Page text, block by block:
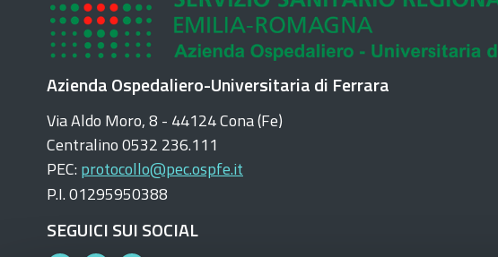
o
k
Azienda Ospedaliero-Universitaria di Ferrara
Via Aldo Moro, 8 - 44124 Cona (Fe)
Centralino 0532 236.111
PEC: protocollo@pec.ospfe.it
P.I. 01295950388
SEGUICI SUI SOCIAL